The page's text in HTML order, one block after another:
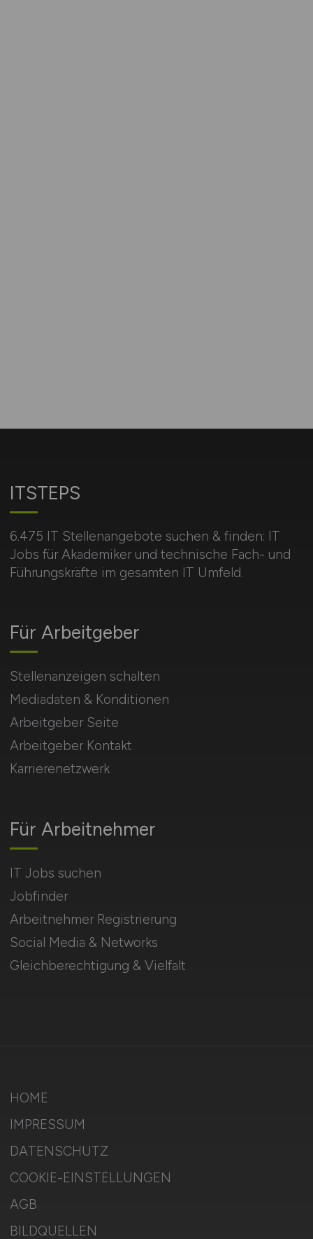
ITSTEPS
6.475 IT Stellenangebote suchen & finden: IT
Jobs für Akademiker und technische Fach- und
Führungskräfte im gesamten IT Umfeld.
Für Arbeitnehmer
IT Jobs suchen
Jobfinder
Arbeitnehmer Registrierung
Social Media & Networks
Gleichberechtigung & Vielfalt
Für Arbeitgeber
Stellenanzeigen schalten
Mediadaten & Konditionen
Arbeitgeber Seite
Arbeitgeber Kontakt
Karrierenetzwerk
HOME
IMPRESSUM
DATENSCHUTZ
COOKIE-EINSTELLUNGEN
AGB
BILDQUELLEN